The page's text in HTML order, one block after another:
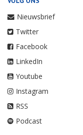
Nieuwsbrief
Twitter
Facebook
LinkedIn
Youtube
Instagram
RSS
Podcast